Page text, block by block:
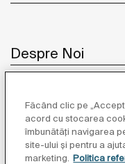
Despre Noi
Inspirație
Făcând clic pe
acord cu stocarea
îmbunătăți navigarea
site-ului și pentru a
marketing. Politica